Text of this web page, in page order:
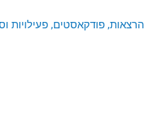
הרצאות, פודקאסטים, פעילויות